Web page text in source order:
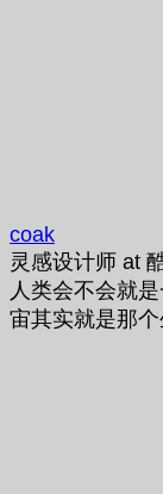
coak
灵感设计师 at
人类会不会就
宙其实就是那个